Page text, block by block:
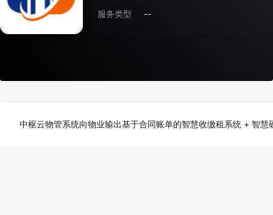
服务类型
--
中枢云物管系统向物业输出基于合同账单的智慧收缴租系统 + 智慧